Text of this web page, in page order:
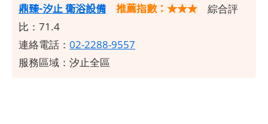
鼎臻-汐止 衛浴設備 推薦指數：★★★ 綜合評
比：71.4
連絡電話： 02-2288-9557
服務區域：汐止全區